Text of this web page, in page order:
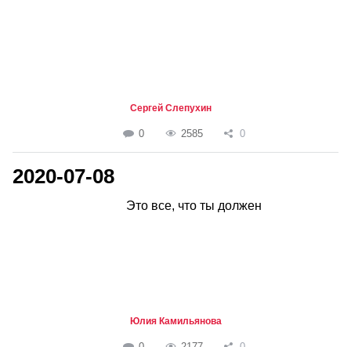
Сергей Слепухин
0 2585 0
2020-07-08
Это все, что ты должен
Юлия Камильянова